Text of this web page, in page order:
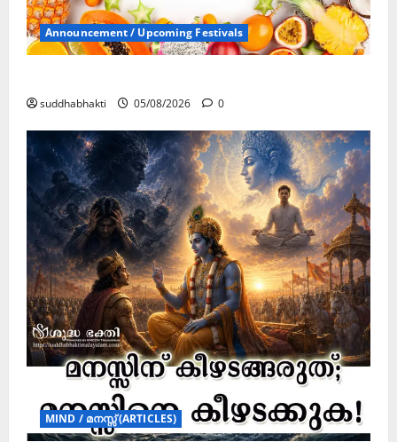
Announcement / Upcoming Festivals
suddhabhakti 05/08/2026 0
MIND / മനസ്സ് (ARTICLES)